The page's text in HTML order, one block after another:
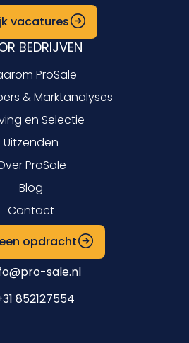
vacatures
BEDRIJVEN
ProSale
& Marktanalyses
en Selectie
Uitzenden
ProSale
Blog
Contact
opdracht
sale.nl
852127554